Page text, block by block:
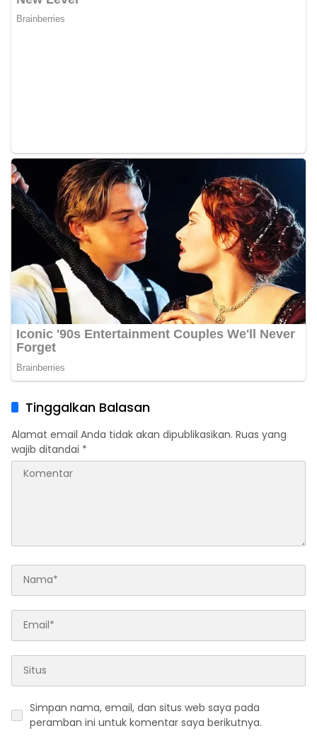
Tinggalkan Balasan
Alamat email Anda tidak akan dipublikasikan. Ruas yang
wajib ditandai *
Simpan nama, email, dan situs web saya pada
peramban ini untuk komentar saya berikutnya.